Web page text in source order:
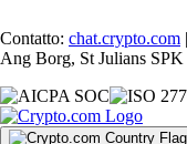
Contatto: chat.crypto.com
Ang Borg, St Julians